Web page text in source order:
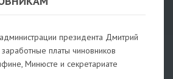
президента Дмитрий
платы чиновников
Минюсте и секретариате